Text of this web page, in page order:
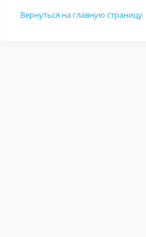
Вернуться на главную страницу